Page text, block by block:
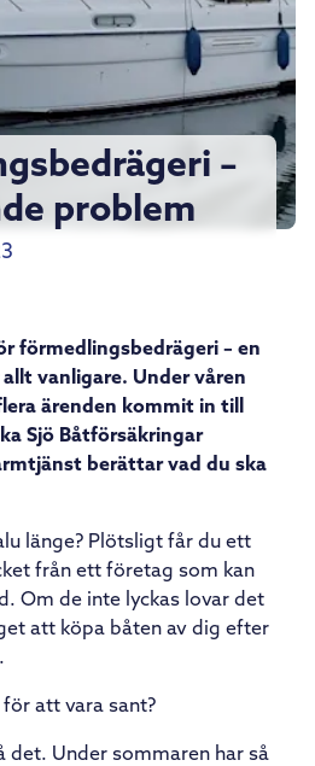
–
problem
förmedlingsbedrägeri – en
vanligare. Under våren
ärenden kommit in till
Sjö Båtförsäkringar
berättar vad du ska
länge? Plötsligt får du ett
från ett företag som kan
Om de inte lyckas lovar det
att köpa båten av dig efter
att vara sant?
det. Under sommaren har så